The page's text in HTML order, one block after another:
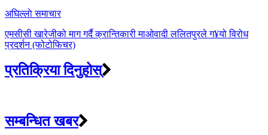
अघिल्लाे समाचार
एमसीसी खारेजीको माग गर्दै क्रान्तिकारी माओवादी ललितपुरले ग¥यो विरोध
प्रदर्शन (फोटोफिचर)
प्रतिक्रिया दिनुहोस्
सम्बन्धित खबर